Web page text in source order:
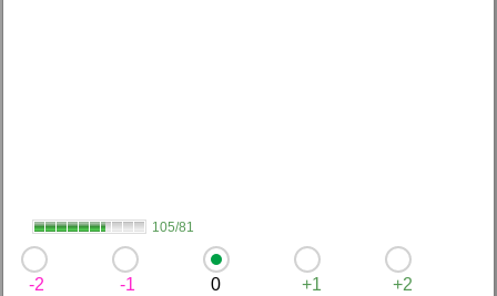
105/81
-2 -1 0 +1 +2